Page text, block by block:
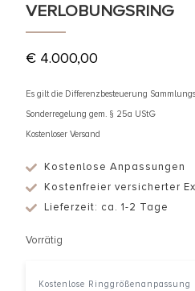
VERLOBUNGSRING
€ 4.000,00
Es gilt die Differenzbesteuerung
Sonderregelung gem. § 25a UStG
Kostenloser Versand
Kostenlose Anpassungen
Kostenfreier versicherter
Lieferzeit: ca. 1-2 Tage
Vorrätig
Kostenlose Ringgrößenanpassung